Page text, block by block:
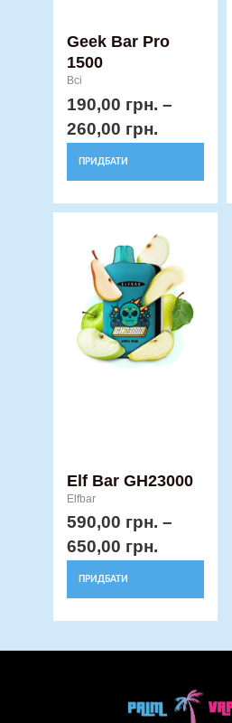
Geek Bar Pro
1500
Всі
190,00 грн. –
260,00 грн.
ПРИДБАТИ
Elf Bar GH23000
Elfbar
590,00 грн. –
650,00 грн.
range:
590,00
through
650,00
ПРИДБАТИ
товар
кілька
варіантів.
Параметри